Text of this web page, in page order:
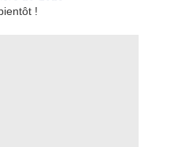
!